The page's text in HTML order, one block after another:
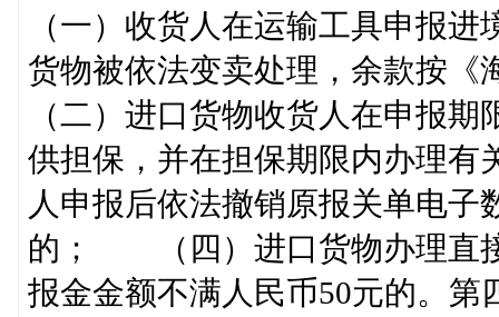
（一）收货人在运输工具申报
货物被依法变卖处理，余款按
（二）进口货物收货人在申报
供担保，并在担保期限内办理
人申报后依法撤销原报关单电
的； （四）进口货物办理直
报金金额不满人民币50元的。